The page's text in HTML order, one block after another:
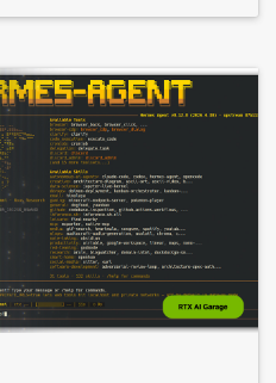
processes and
— all while running
[…]